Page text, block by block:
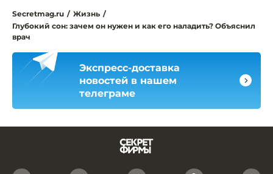
Secretmag.ru / Жизнь /
Глубокий сон: зачем он нужен и как его наладить? Объяснил
врач
Экспресс-доставка
новостей в нашем
телеграме